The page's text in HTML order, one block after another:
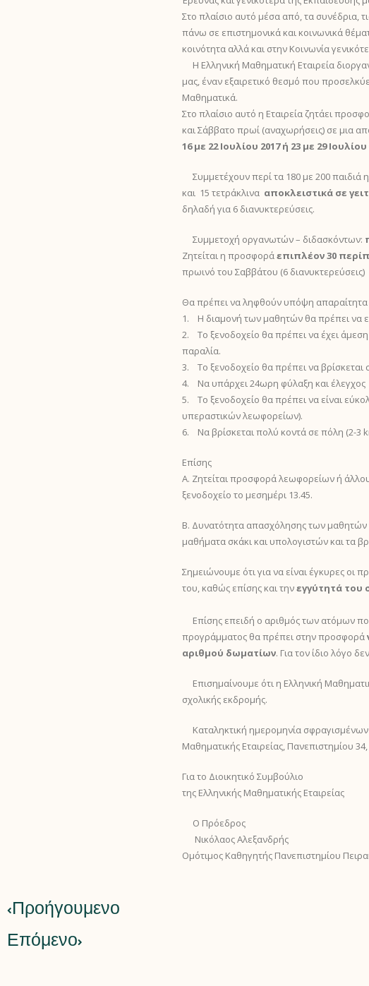
Στο πλαίσιο αυτό μέσα από, τα συνέδρια,
πάνω σε επιστημονικά και κοινωνικά
κοινότητα αλλά και στην Κοινωνία
Η Ελληνική Μαθηματική Εταιρεία
μας, έναν εξαιρετικό θεσμό που
Μαθηματικά.
Στο πλαίσιο αυτό η Εταιρεία ζητάει
και Σάββατο πρωί (αναχωρήσεις) σε μια
16 με 22 Ιουλίου 2017 ή 23 με 29 Ιουλίου
Συμμετέχουν περί τα 180 με 200 παιδιά
και 15 τετράκλινα αποκλειστικά σε
δηλαδή για 6 διανυκτερεύσεις.
Συμμετοχή οργανωτών – διδασκόντων:
Ζητείται η προσφοράεπιπλέον 30
πρωινό του Σαββάτου (6 διανυκτερεύσεις)
Θα πρέπει να ληφθούν υπόψη
1. Η διαμονή των μαθητών θα πρέπει να
2. Το ξενοδοχείο θα πρέπει να έχει
παραλία.
3. Το ξενοδοχείο θα πρέπει να βρίσκεται
4. Να υπάρχει 24ωρη φύλαξη και έλεγχος
5. Το ξενοδοχείο θα πρέπει να είναι
υπεραστικών λεωφορείων).
6. Να βρίσκεται πολύ κοντά σε πόλη (2-3
Επίσης
Α. Ζητείται προσφορά λεωφορείων ή
ξενοδοχείο το μεσημέρι 13.45.
Β. Δυνατότητα απασχόλησης των μαθητών
μαθήματα σκάκι και υπολογιστών και τα
Σημειώνουμε ότι για να είναι έγκυρες
του, καθώς επίσης και τηνεγγύτητά του
Επίσης επειδή ο αριθμός των ατόμων
προγράμματος θα πρέπει στην προσφορά
αριθμού δωματίων. Για τον ίδιο λόγο
Επισημαίνουμε ότι η Ελληνική
σχολικής εκδρομής.
Καταληκτική ημερομηνία
Μαθηματικής Εταιρείας, Πανεπιστημίου
Για το Διοικητικό Συμβούλιο
της Ελληνικής Μαθηματικής Εταιρείας
Ο Πρόεδρος Ο
Νικόλαος
Ομότιμος Καθηγητής
Προήγουμενο
Επόμενο